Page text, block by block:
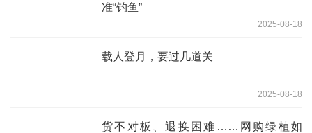
准“钓鱼”
2025-08-18
载人登月，要过几道关
2025-08-18
货不对板、退换困难……网购绿植如